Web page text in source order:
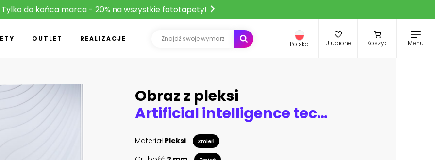
Tylko do końca marca - 20% na wszystkie fototapety!
OUTLET REALIZACJE
Polska Ulubione Koszyk Menu
Obraz z pleksi
Artificial intelligence technology development
Materiał Pleksi Zmień